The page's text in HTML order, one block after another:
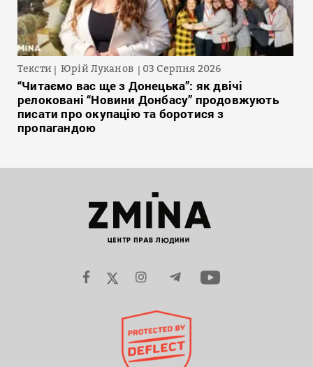
Тексти Юрій Луканов 03 Серпня 2026
“Читаємо вас ще з Донецька”: як двічі
релоковані “Новини Донбасу” продовжують
писати про окупацію та боротися з
пропагандою